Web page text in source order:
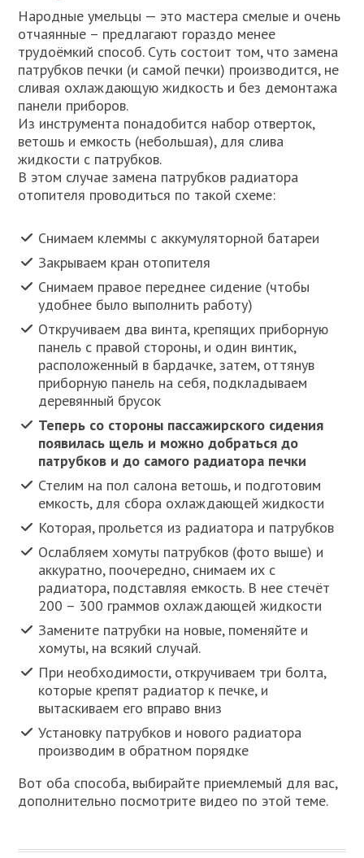
Народные умельцы — это мастера смелые и очень
отчаянные – предлагают гораздо менее
трудоёмкий способ. Суть состоит том, что замена
патрубков печки (и самой печки) производится, не
сливая охлаждающую жидкость и без демонтажа
панели приборов.
Из инструмента понадобится набор отверток,
ветошь и емкость (небольшая), для слива
жидкости с патрубков.
В этом случае замена патрубков радиатора
отопителя проводиться по такой схеме:
Снимаем клеммы с аккумуляторной батареи
Закрываем кран отопителя
Снимаем правое переднее сидение (чтобы
удобнее было выполнить работу)
Откручиваем два винта, крепящих приборную
панель с правой стороны, и один винтик,
расположенный в бардачке, затем, оттянув
приборную панель на себя, подкладываем
деревянный брусок
Теперь со стороны пассажирского сидения
появилась щель и можно добраться до
патрубков и до самого радиатора печки
Стелим на пол салона ветошь, и подготовим
емкость, для сбора охлаждающей жидкости
Которая, прольется из радиатора и патрубков
Ослабляем хомуты патрубков (фото выше) и
аккуратно, поочередно, снимаем их с
радиатора, подставляя емкость. В нее стечёт
200 – 300 граммов охлаждающей жидкости
Замените патрубки на новые, поменяйте и
хомуты, на всякий случай.
При необходимости, откручиваем три болта,
которые крепят радиатор к печке, и
вытаскиваем его вправо вниз
Установку патрубков и нового радиатора
производим в обратном порядке
Вот оба способа, выбирайте приемлемый для вас,
дополнительно посмотрите видео по этой теме.